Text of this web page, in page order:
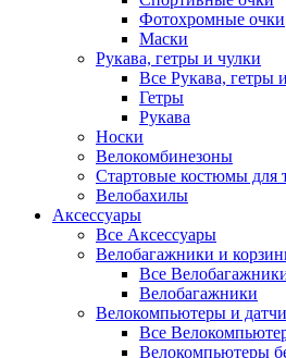
Фотохромные очки
Маски
Рукава, гетры и чулки
Все Рукава, гетры
Гетры
Рукава
Носки
Велокомбинезоны
Стартовые костюмы для
Велобахилы
Аксессуары
Все Аксессуары
Велобагажники и
Все
Велобагажники
Велокомпьютеры и
Все
Велокомпьютеры